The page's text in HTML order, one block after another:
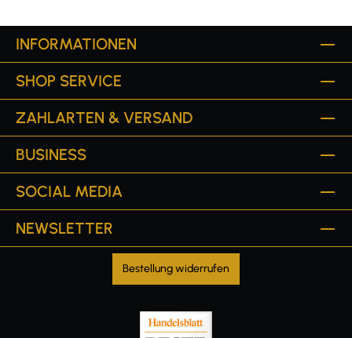
INFORMATIONEN
SHOP SERVICE
ZAHLARTEN & VERSAND
BUSINESS
SOCIAL MEDIA
NEWSLETTER
Bestellung widerrufen